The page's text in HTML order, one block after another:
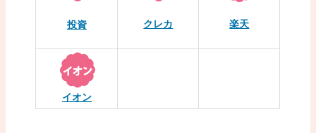
投資 クレカ 楽天
イオン